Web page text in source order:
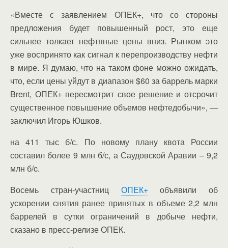
«Вместе с заявлением ОПЕК+, что со стороны
предложения будет повышенный рост, это еще
сильнее толкает нефтяные цены вниз. Рынком это
уже воспринято как сигнал к перепроизводству нефти
в мире. Я думаю, что на таком фоне можно ожидать,
что, если цены уйдут в диапазон $60 за баррель марки
Brent, ОПЕК+ пересмотрит свое решение и отсрочит
существенное повышение объемов нефтедобычи», —
заключил Игорь Юшков.
на 411 тыс б/с. По новому плану квота России
составил более 9 млн б/с, а Саудовской Аравии – 9,2
млн б/c.
Восемь стран-участниц ОПЕК+объявили об
ускорении снятия ранее принятых в объеме 2,2 млн
баррелей в сутки ограничений в добыче нефти,
сказано в пресс-релизе ОПЕК.